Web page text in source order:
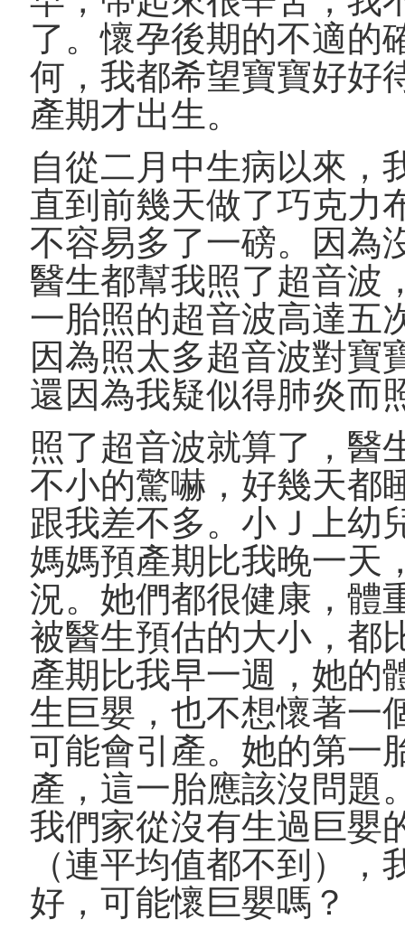
了。懷孕後期的不適的
何，我都希望寶寶好好
產期才出生。
自從二月中生病以來，
直到前幾天做了巧克力
不容易多了一磅。因為
醫生都幫我照了超音波
一胎照的超音波高達五
因為照太多超音波對寶
還因為我疑似得肺炎而
照了超音波就算了，醫
不小的驚嚇，好幾天都
跟我差不多。小Ｊ上幼
媽媽預產期比我晚一天
況。她們都很健康，體
被醫生預估的大小，都
產期比我早一週，她的
生巨嬰，也不想懷著一
可能會引產。她的第一
產，這一胎應該沒問題
我們家從沒有生過巨嬰
（連平均值都不到）
好，可能懷巨嬰嗎？